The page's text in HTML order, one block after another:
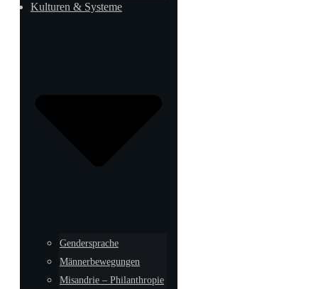
Kulturen & Systeme
Gendersprache
Männerbewegungen
Misandrie – Philanthropie